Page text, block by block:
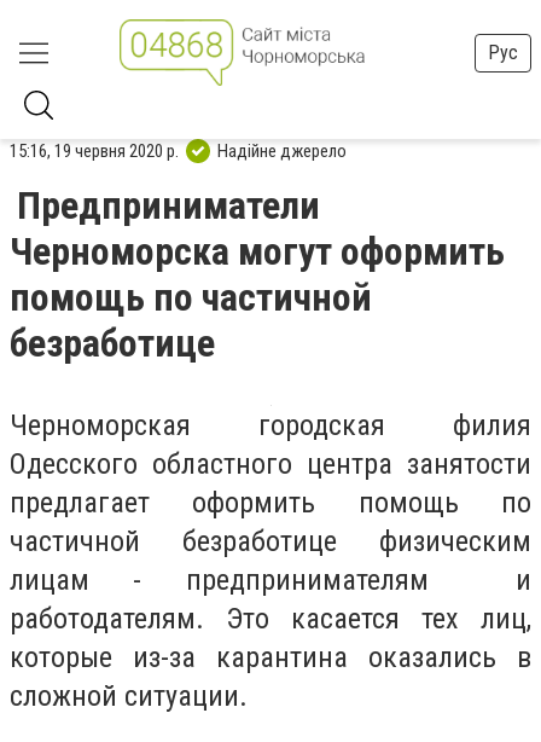
Рус
15:16, 19 червня 2020 р. Надійне джерело
Предприниматели
Черноморска могут оформить
помощь по частичной
безработице
Черноморская городская филия
Одесского областного центра занятости
предлагает оформить помощь по
частичной безработице физическим
лицам - предпринимателям и
работодателям. Это касается тех лиц,
которые из-за карантина оказались в
сложной ситуации.